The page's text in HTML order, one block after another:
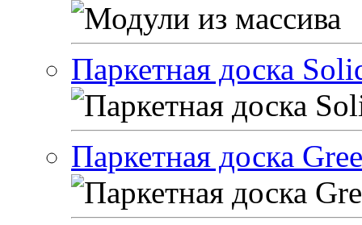
Паркетная доска
Паркетная доска